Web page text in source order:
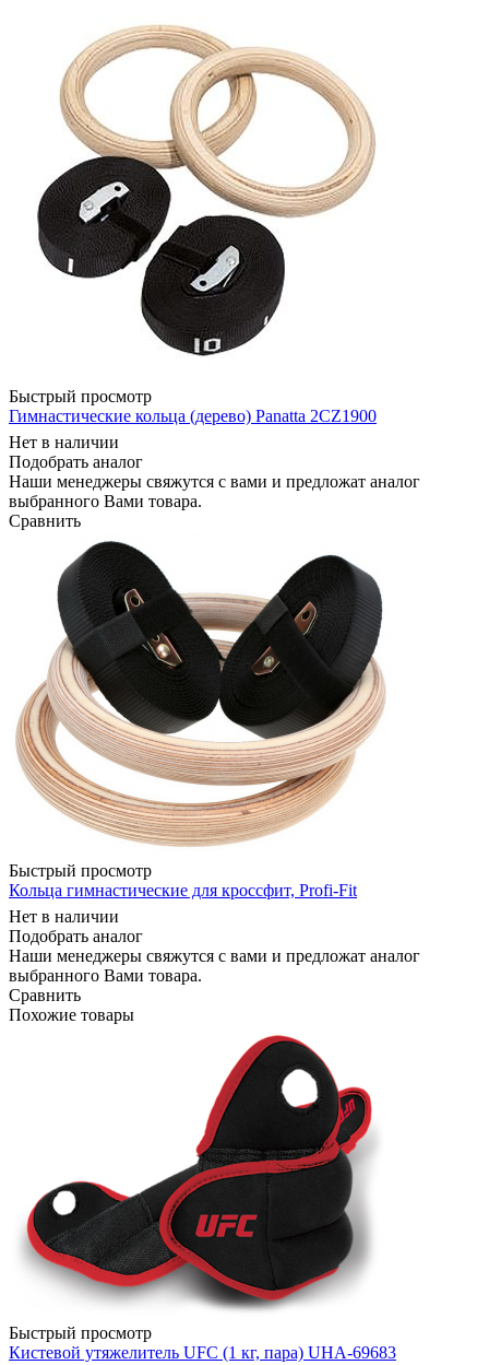
Быстрый просмотр
Гимнастические кольца (дерево) Panatta 2CZ1900
Нет в наличии
Подобрать аналог
Наши менеджеры свяжутся с вами и предложат аналог
выбранного Вами товара.
Сравнить
Быстрый просмотр
Кольца гимнастические для кроссфит, Profi-Fit
Нет в наличии
Подобрать аналог
Наши менеджеры свяжутся с вами и предложат аналог
выбранного Вами товара.
Сравнить
Похожие товары
Быстрый просмотр
Кистевой утяжелитель UFC (1 кг, пара) UHA-69683